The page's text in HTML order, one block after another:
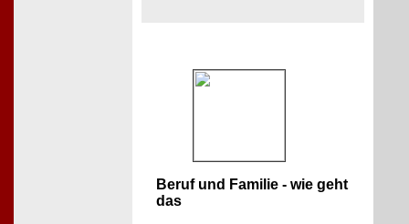
Beruf und Familie - wie geht
das